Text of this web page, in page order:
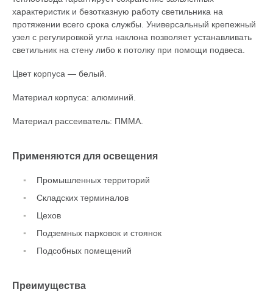
характеристик и безотказную работу светильника на
протяжении всего срока службы. Универсальный крепежный
узел с регулировкой угла наклона позволяет устанавливать
светильник на стену либо к потолку при помощи подвеса.
Цвет корпуса — белый.
Материал корпуса: алюминий.
Материал рассеиватель: ПММА.
Применяются для освещения
Промышленных территорий
Складских терминалов
Цехов
Подземных парковок и стоянок
Подсобных помещений
Преимущества